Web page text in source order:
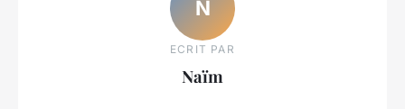
N
ECRIT PAR
Naïm